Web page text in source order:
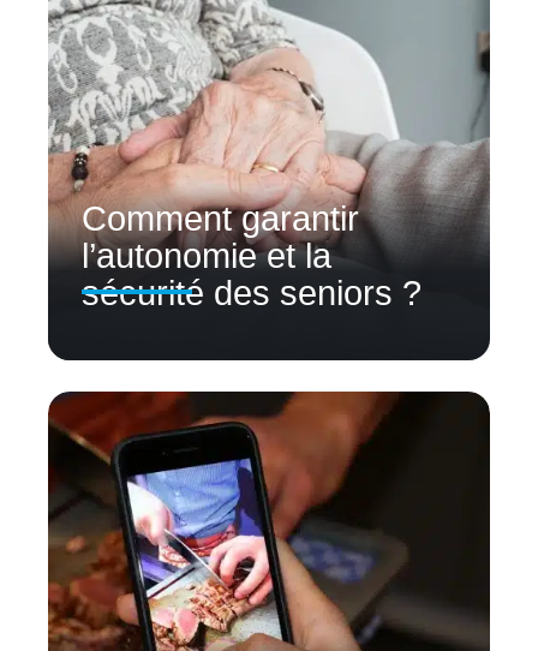
Comment garantir
l’autonomie et la
sécurité des seniors ?